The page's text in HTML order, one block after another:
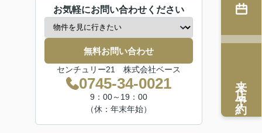
お気軽にお問い合わせください
無料お問い合わせ
センチュリー21 株式会社ベース
0745-34-0021
9：00～19：00
（休：年末年始）
来店予約